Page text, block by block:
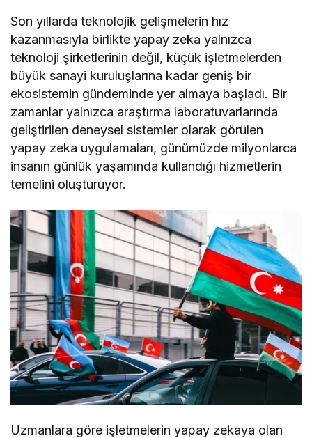
Son yıllarda teknolojik gelişmelerin hız
kazanmasıyla birlikte yapay zeka yalnızca
teknoloji şirketlerinin değil, küçük işletmelerden
büyük sanayi kuruluşlarına kadar geniş bir
ekosistemin gündeminde yer almaya başladı. Bir
zamanlar yalnızca araştırma laboratuvarlarında
geliştirilen deneysel sistemler olarak görülen
yapay zeka uygulamaları, günümüzde milyonlarca
insanın günlük yaşamında kullandığı hizmetlerin
temelini oluşturuyor.
Uzmanlara göre işletmelerin yapay zekaya olan